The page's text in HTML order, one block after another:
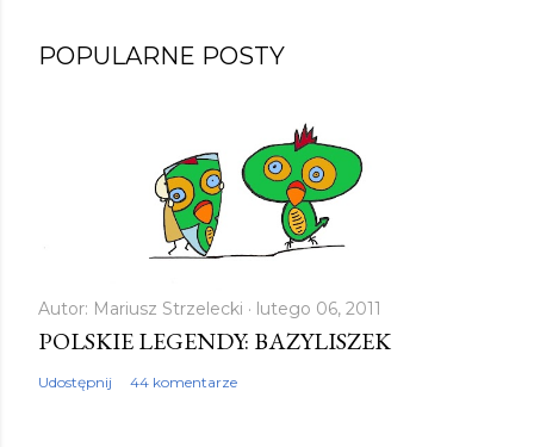
POPULARNE POSTY
Autor: Mariusz Strzelecki lutego 06, 2011
POLSKIE LEGENDY: BAZYLISZEK
Udostępnij 44 komentarze